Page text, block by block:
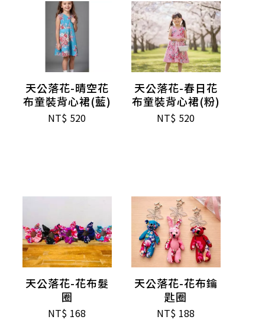
天公落花-晴空花
布童裝背心裙(藍)
NT$ 520
天公落花-春日花
布童裝背心裙(粉)
NT$ 520
天公落花-花布髮
圈
NT$ 168
天公落花-花布鑰
匙圈
NT$ 188